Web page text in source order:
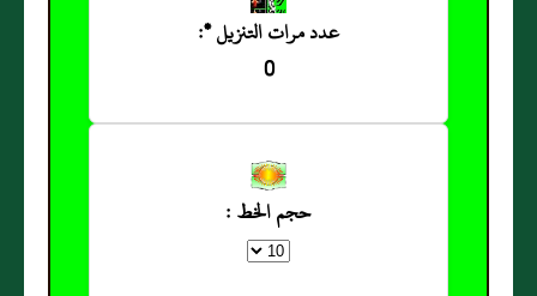
عدد مرات التنزيل *:
0
حجم الخط :